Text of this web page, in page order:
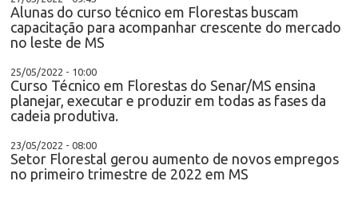
Alunas do curso técnico em Florestas buscam
capacitação para acompanhar crescente do mercado
no leste de MS
25/05/2022 - 10:00
Curso Técnico em Florestas do Senar/MS ensina
planejar, executar e produzir em todas as fases da
cadeia produtiva.
23/05/2022 - 08:00
Setor Florestal gerou aumento de novos empregos
no primeiro trimestre de 2022 em MS